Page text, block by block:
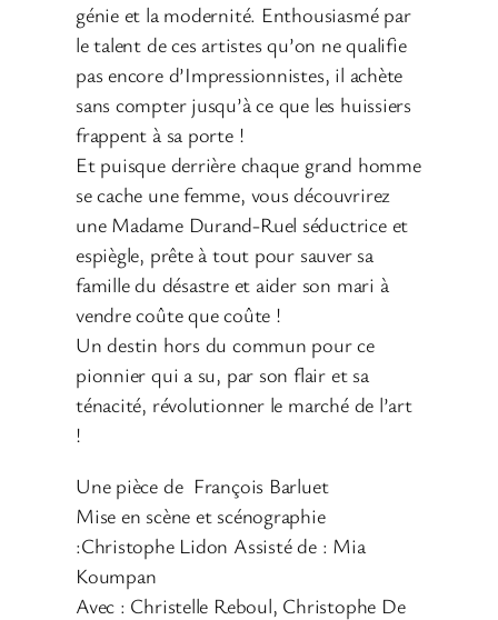
génie et la modernité. Enthousiasmé par
le talent de ces artistes qu’on ne qualifie
pas encore d’Impressionnistes, il achète
sans compter jusqu’à ce que les huissiers
frappent à sa porte !
Et puisque derrière chaque grand homme
se cache une femme, vous découvrirez
une Madame Durand-Ruel séductrice et
espiègle, prête à tout pour sauver sa
famille du désastre et aider son mari à
vendre coûte que coûte !
Un destin hors du commun pour ce
pionnier qui a su, par son flair et sa
ténacité, révolutionner le marché de l’art
!
Une pièce de François Barluet
Mise en scène et scénographie
:Christophe Lidon Assisté de : Mia
Koumpan
Avec : Christelle Reboul, Christophe De